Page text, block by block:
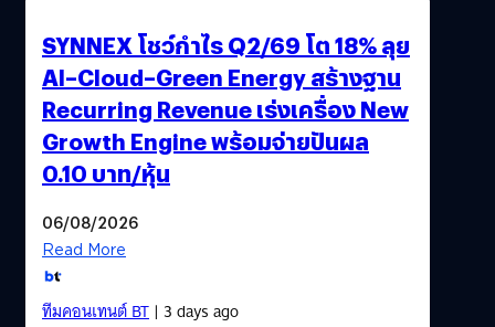
SYNNEX โชว์กำไร Q2/69 โต 18% ลุย
AI–Cloud–Green Energy สร้างฐาน
Recurring Revenue เร่งเครื่อง New
Growth Engine พร้อมจ่ายปันผล
0.10 บาท/หุ้น
06/08/2026
Read More
ทีมคอนเทนต์ BT| 3 days ago